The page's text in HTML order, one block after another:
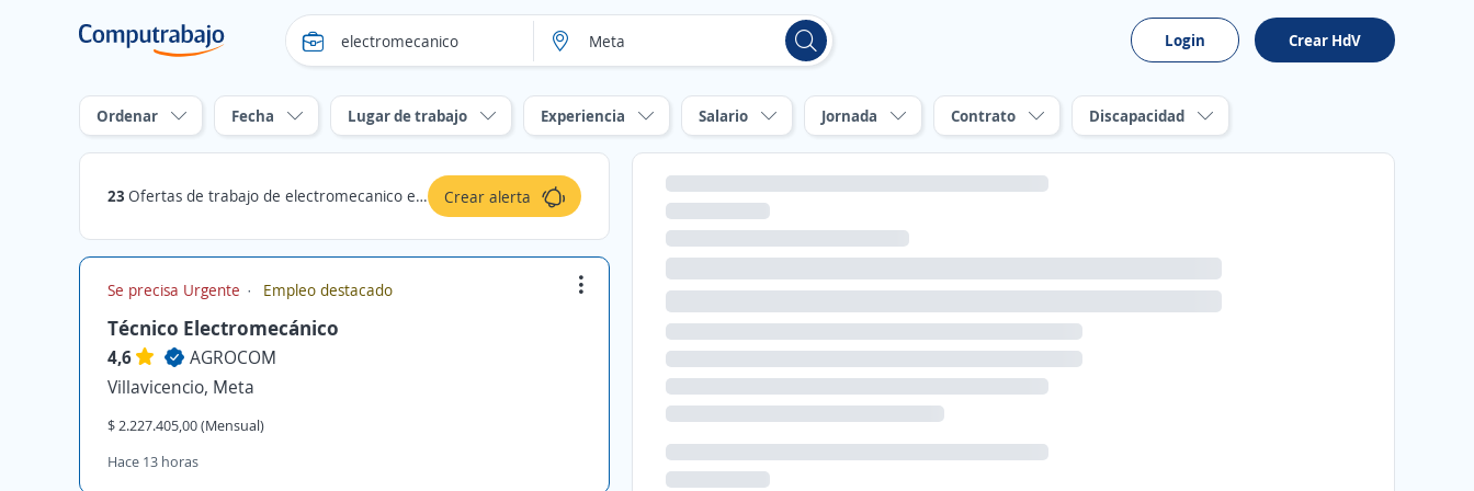
Login Crear HdV
Ordenar Fecha Lugar de trabajo Experiencia Salario Jornada Contrato Discapacidad
23 Ofertas de trabajo de electromecanico en Meta Crear alerta
Se precisa Urgente Empleo destacado
Técnico Electromecánico
4,6
AGROCOM
Villavicencio, Meta
$ 2.227.405,00 (Mensual)
Hace 13 horas